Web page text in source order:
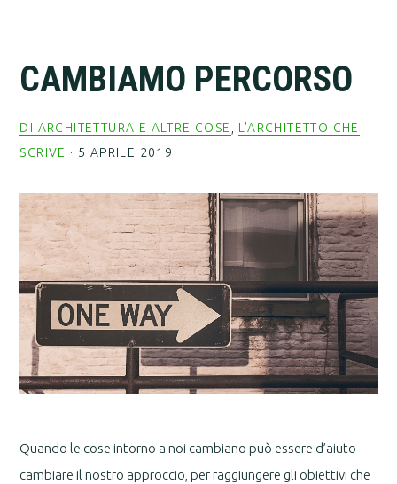
CAMBIAMO PERCORSO
DI ARCHITETTURA E ALTRE COSE
L'ARCHITETTO CHE
SCRIVE · 5 APRILE 2019
Quando le cose intorno a noi cambiano può essere d’aiuto
cambiare il nostro approccio, per raggiungere gli obiettivi che